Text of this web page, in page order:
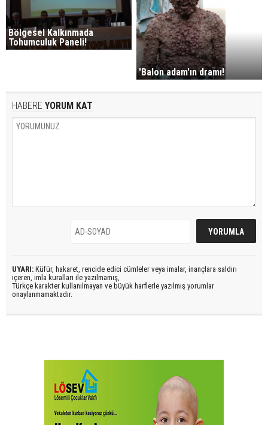
Bölgesel Kalkınmada
Tohumculuk Paneli!
'Balon adam'ın dramı!
HABERE YORUM KAT
UYARI: Küfür, hakaret, rencide edici cümleler veya imalar, inançlara saldırı
içeren, imla kuralları ile yazılmamış,
Türkçe karakter kullanılmayan ve büyük harflerle yazılmış yorumlar
onaylanmamaktadır.